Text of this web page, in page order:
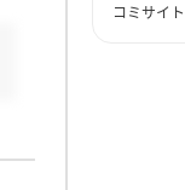
コミサイト